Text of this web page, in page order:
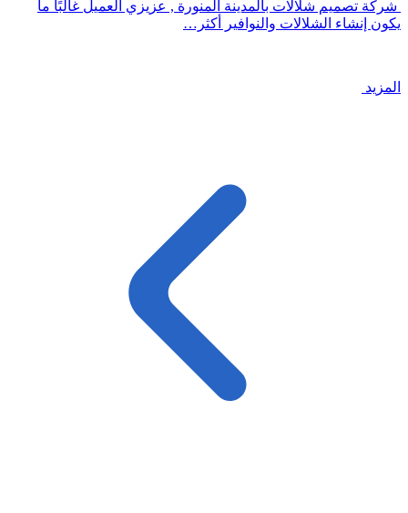
شركة تصميم شلالات بالمدينة المنورة , عزيزي العميل غالبًا ما
يكون إنشاء الشلالات والنوافير أكثر…
المزيد